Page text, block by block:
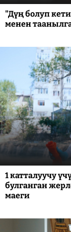
"Дүң болуп
менен
1 катталуучу
булганган
маеги